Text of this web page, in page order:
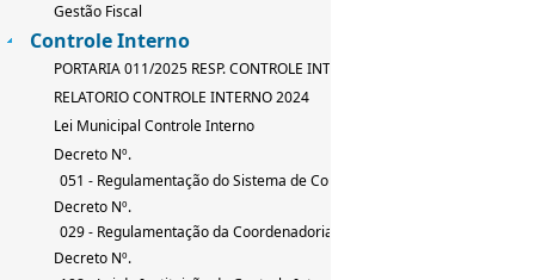
Gestão Fiscal
Controle Interno
PORTARIA 011/2025 RESP. CONTROLE INTERNO
RELATORIO CONTROLE INTERNO 2024
Lei Municipal Controle Interno
Decreto Nº.
051 - Regulamentação do Sistema de Controle Interno
Decreto Nº.
029 - Regulamentação da Coordenadoria de Controle Interno
Decreto Nº.